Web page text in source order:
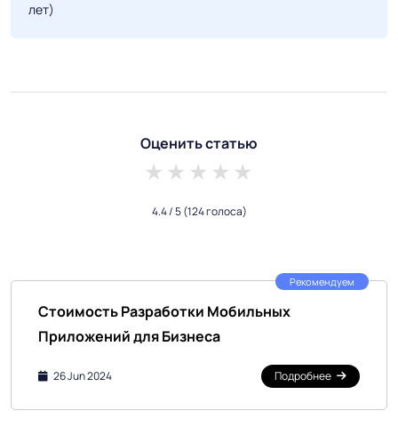
лет)
Оценить статью
4 stars
3 stars
2 stars
1 star
4.4/ 5(124 голоса)
Рекомендуем
Стоимость Разработки Мобильных
Приложений для Бизнеса
26 Jun 2024 Подробнее